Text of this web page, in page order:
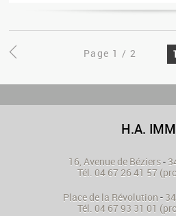
Page 1 / 2 1
H.A.
16, Avenue de Béziers-
Tél. 04 67 26 41 57
Place de la Révolution -
Tél. 04 67 93 31 01